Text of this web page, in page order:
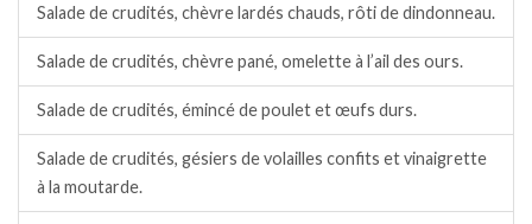
Salade de crudités, chèvre lardés chauds, rôti de dindonneau.
Salade de crudités, chèvre pané, omelette à l’ail des ours.
Salade de crudités, émincé de poulet et œufs durs.
Salade de crudités, gésiers de volailles confits et vinaigrette
à la moutarde.